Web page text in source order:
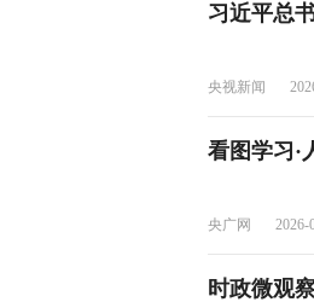
习近平总
央视新闻
看图学习·
央广网 2026-
时政微观